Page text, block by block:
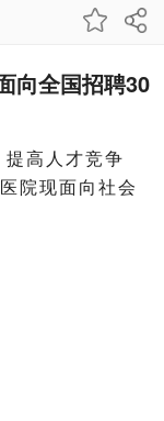
向全国招聘30
高人才竞争
院现面向社会